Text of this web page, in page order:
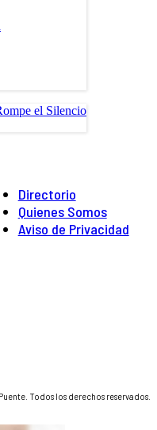
el Silencio
Directorio
Quienes Somos
Aviso de Privacidad
Todos los derechos reservados.